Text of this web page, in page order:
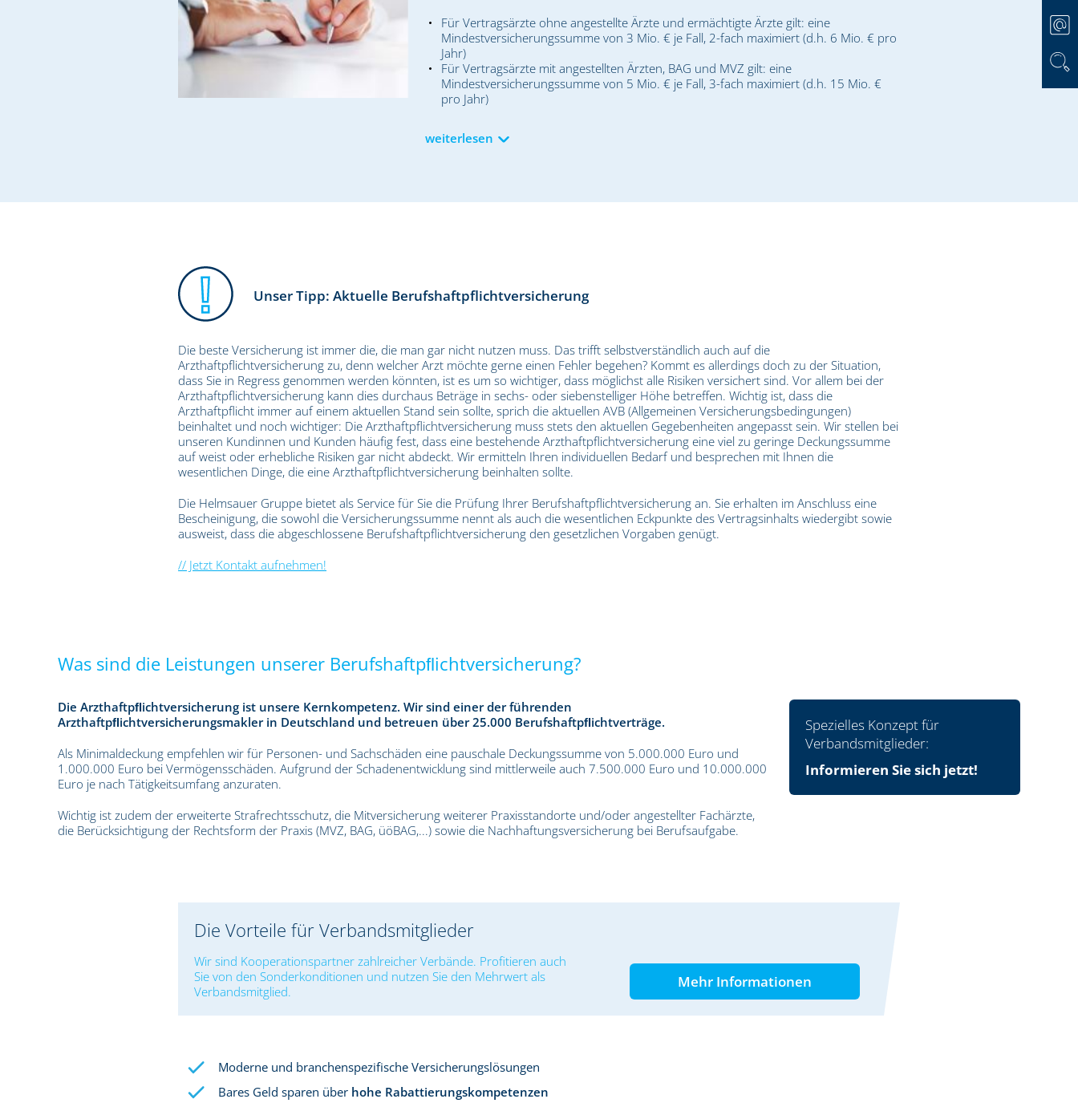
Für Vertragsärzte ohne angestellte Ärzte und ermächtigte Ärzte gilt: eine
Mindestversicherungssumme von 3 Mio. € je Fall, 2-fach maximiert (d.h. 6 Mio. € pro
Jahr)
Für Vertragsärzte mit angestellten Ärzten, BAG und MVZ gilt: eine
Mindestversicherungssumme von 5 Mio. € je Fall, 3-fach maximiert (d.h. 15 Mio. €
pro Jahr)
weiterlesen
Unser Tipp: Aktuelle Berufshaftpflichtversicherung
Die beste Versicherung ist immer die, die man gar nicht nutzen muss. Das trifft selbstverständlich auch auf die
Arzthaftpflichtversicherung zu, denn welcher Arzt möchte gerne einen Fehler begehen? Kommt es allerdings doch zu der Situation,
dass Sie in Regress genommen werden könnten, ist es um so wichtiger, dass möglichst alle Risiken versichert sind. Vor allem bei der
Arzthaftpflichtversicherung kann dies durchaus Beträge in sechs- oder siebenstelliger Höhe betreffen. Wichtig ist, dass die
Arzthaftpflicht immer auf einem aktuellen Stand sein sollte, sprich die aktuellen AVB (Allgemeinen Versicherungsbedingungen)
beinhaltet und noch wichtiger: Die Arzthaftpflichtversicherung muss stets den aktuellen Gegebenheiten angepasst sein. Wir stellen bei
unseren Kundinnen und Kunden häufig fest, dass eine bestehende Arzthaftpflichtversicherung eine viel zu geringe Deckungssumme
auf weist oder erhebliche Risiken gar nicht abdeckt. Wir ermitteln Ihren individuellen Bedarf und besprechen mit Ihnen die
wesentlichen Dinge, die eine Arzthaftpflichtversicherung beinhalten sollte.
Die Helmsauer Gruppe bietet als Service für Sie die Prüfung Ihrer Berufshaftpflichtversicherung an. Sie erhalten im Anschluss eine
Bescheinigung, die sowohl die Versicherungssumme nennt als auch die wesentlichen Eckpunkte des Vertragsinhalts wiedergibt sowie
ausweist, dass die abgeschlossene Berufshaftpflichtversicherung den gesetzlichen Vorgaben genügt.
// Jetzt Kontakt aufnehmen!
Was sind die Leistungen unserer Berufshaftpﬂichtversicherung?
Die Arzthaftpﬂichtversicherung ist unsere Kernkompetenz. Wir sind einer der führenden
Arzthaftpﬂichtversicherungsmakler in Deutschland und betreuen über 25.000 Berufshaftpﬂichtverträge.
Als Minimaldeckung empfehlen wir für Personen- und Sachschäden eine pauschale Deckungssumme von 5.000.000 Euro und
1.000.000 Euro bei Vermögensschäden. Aufgrund der Schadenentwicklung sind mittlerweile auch 7.500.000 Euro und 10.000.000
Euro je nach Tätigkeitsumfang anzuraten.
Wichtig ist zudem der erweiterte Strafrechtsschutz, die Mitversicherung weiterer Praxisstandorte und/oder angestellter Fachärzte,
die Berücksichtigung der Rechtsform der Praxis (MVZ, BAG, üöBAG,...) sowie die Nachhaftungsversicherung bei Berufsaufgabe.
Spezielles Konzept für
Verbandsmitglieder:
Informieren Sie sich jetzt!
Die Vorteile für Verbandsmitglieder
Wir sind Kooperationspartner zahlreicher Verbände. Profitieren auch
Sie von den Sonderkonditionen und nutzen Sie den Mehrwert als
Verbandsmitglied.
Mehr Informationen
Moderne und branchenspezifische Versicherungslösungen
Bares Geld sparen über hohe Rabattierungskompetenzen